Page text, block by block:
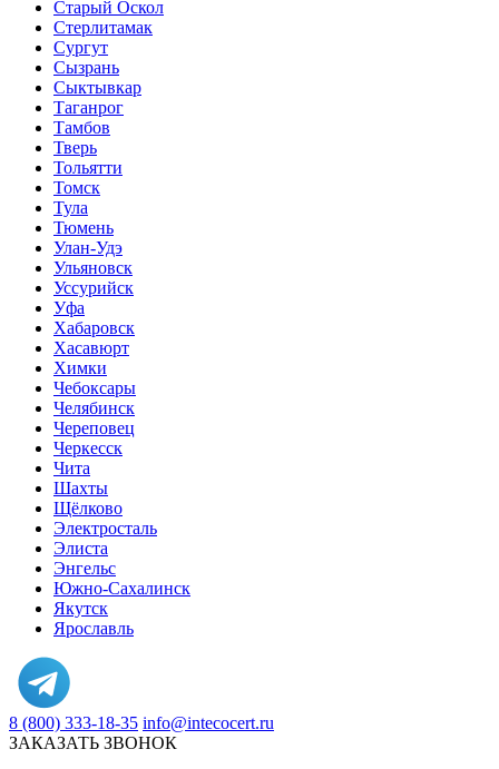
Старый Оскол
Стерлитамак
Сургут
Сызрань
Сыктывкар
Таганрог
Тамбов
Тверь
Тольятти
Томск
Тула
Тюмень
Улан-Удэ
Ульяновск
Уссурийск
Уфа
Хабаровск
Хасавюрт
Химки
Чебоксары
Челябинск
Череповец
Черкесск
Чита
Шахты
Щёлково
Электросталь
Элиста
Энгельс
Южно-Сахалинск
Якутск
Ярославль
8 (800) 333-18-35 info@intecocert.ru
ЗАКАЗАТЬ ЗВОНОК